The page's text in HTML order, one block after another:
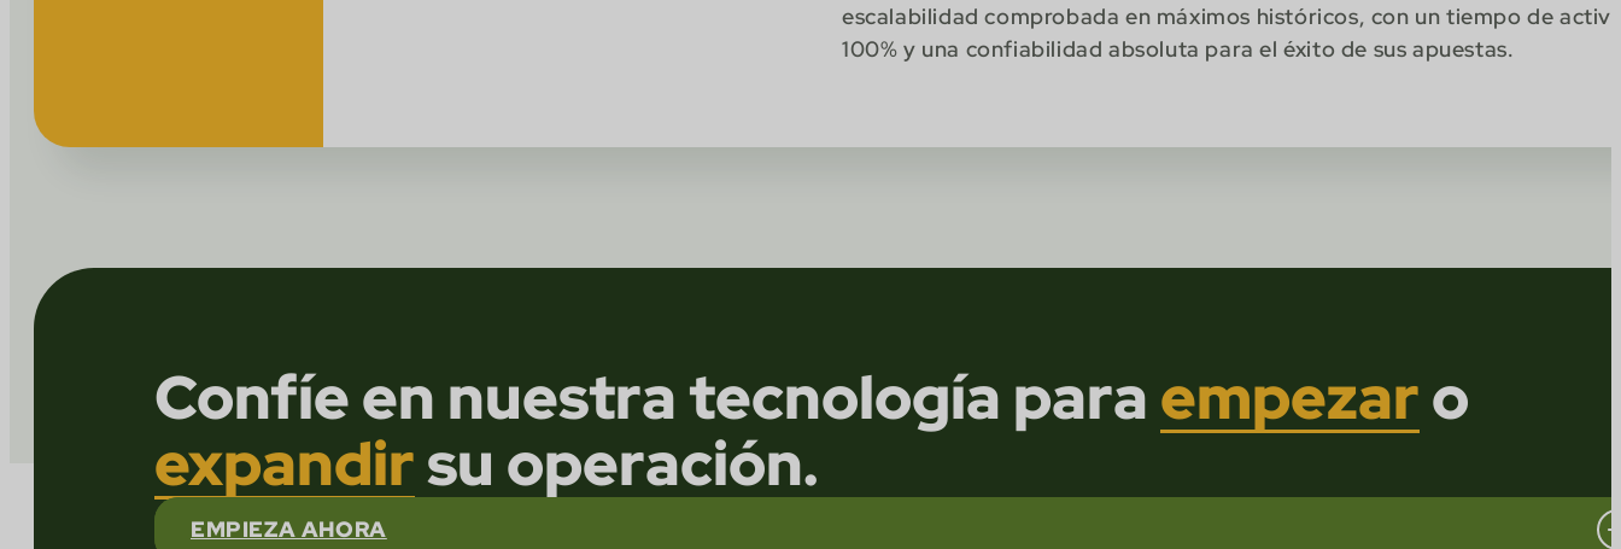
escalabilidad comprobada en máximos históricos, con un tiempo de
100% y una confiabilidad absoluta para el éxito de sus apuestas.
Confíe en nuestra tecnología paraempezaro
expandirsu operación.
EMPIEZA AHORA